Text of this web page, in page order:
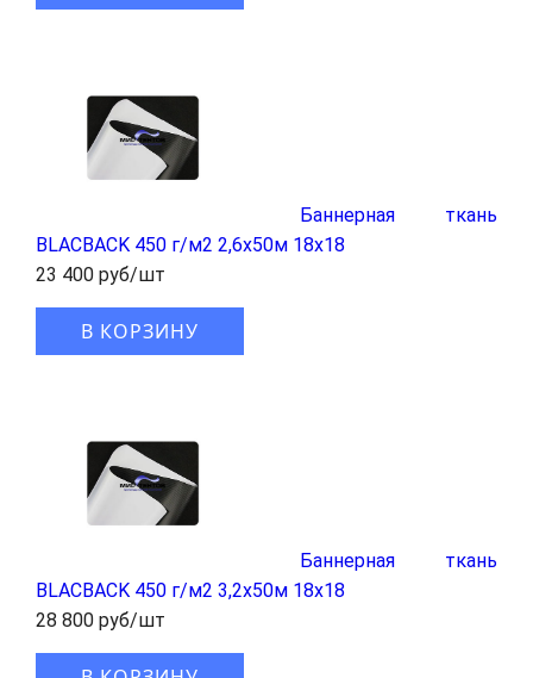
Баннерная ткань
BLАCBACK 450 г/м2 2,6x50м 18x18
23 400 руб/шт
В КОРЗИНУ
Баннерная ткань
BLАCBACK 450 г/м2 3,2x50м 18x18
28 800 руб/шт